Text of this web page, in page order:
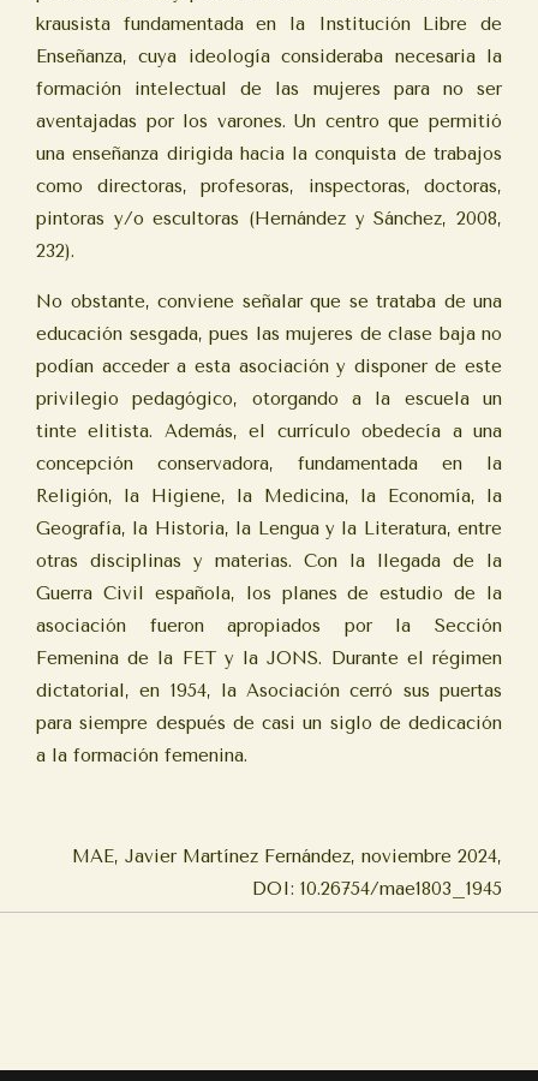
krausista fundamentada en la Institución Libre de
Enseñanza, cuya ideología consideraba necesaria la
formación intelectual de las mujeres para no ser
aventajadas por los varones. Un centro que permitió
una enseñanza dirigida hacia la conquista de trabajos
como directoras, profesoras, inspectoras, doctoras,
pintoras y/o escultoras (Hernández y Sánchez, 2008,
232).
No obstante, conviene señalar que se trataba de una
educación sesgada, pues las mujeres de clase baja no
podían acceder a esta asociación y disponer de este
privilegio pedagógico, otorgando a la escuela un
tinte elitista. Además, el currículo obedecía a una
concepción conservadora, fundamentada en la
Religión, la Higiene, la Medicina, la Economía, la
Geografía, la Historia, la Lengua y la Literatura, entre
otras disciplinas y materias. Con la llegada de la
Guerra Civil española, los planes de estudio de la
asociación fueron apropiados por la Sección
Femenina de la FET y la JONS. Durante el régimen
dictatorial, en 1954, la Asociación cerró sus puertas
para siempre después de casi un siglo de dedicación
a la formación femenina.
MAE, Javier Martínez Fernández, noviembre 2024,
DOI: 10.26754/mae1803_1945